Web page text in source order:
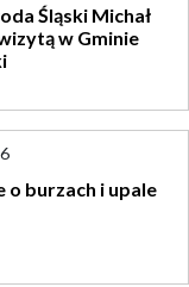
Śląski Michał
w Gminie
o burzach i upale